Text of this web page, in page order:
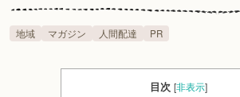
地域 マガジン 人間配達 PR
目次 [非表示]